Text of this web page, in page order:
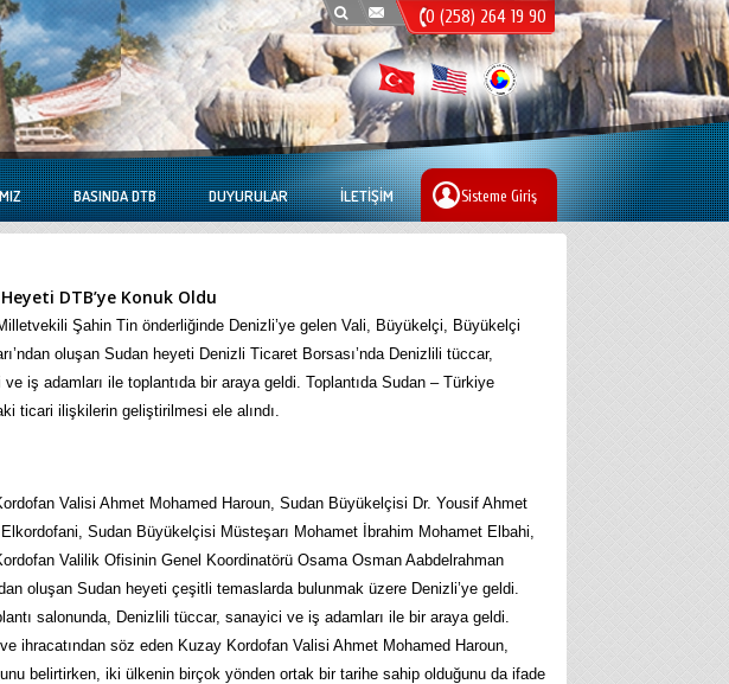
0 (258) 264 19 90
BASINDA DTB DUYURULAR İLETIŞIM Sisteme Giriş
DTB’ye Konuk Oldu
Şahin Tin önderliğinde Denizli’ye gelen Vali, Büyükelçi, Büyükelçi
oluşan Sudan heyeti Denizli Ticaret Borsası’nda Denizlili tüccar,
iş adamları ile toplantıda bir araya geldi. Toplantıda Sudan – Türkiye
ticari ilişkilerin geliştirilmesi ele alındı.
Valisi Ahmet Mohamed Haroun, Sudan Büyükelçisi Dr. Yousif Ahmet
Sudan Büyükelçisi Müsteşarı Mohamet İbrahim Mohamet Elbahi,
Valilik Ofisinin Genel Koordinatörü Osama Osman Aabdelrahman
oluşan Sudan heyeti çeşitli temaslarda bulunmak üzere Denizli’ye geldi.
salonunda, Denizlili tüccar, sanayici ve iş adamları ile bir araya geldi.
ihracatından söz eden Kuzay Kordofan Valisi Ahmet Mohamed Haroun,
belirtirken, iki ülkenin birçok yönden ortak bir tarihe sahip olduğunu da ifade